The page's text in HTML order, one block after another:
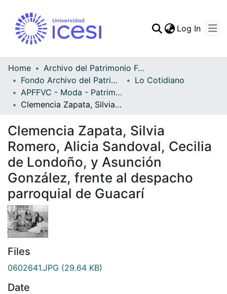
Statistics
Log In
Home
Archivo del Patrimonio Fotográfico y Fílmico del Valle del Cauca
Fondo Archivo del Patrimonio Fotográfico y Fílmico del Valle del Cauca
Lo Cotidiano
APFFVC - Moda - Patrimonial
Clemencia Zapata, Silvia Romero, Alicia Sandoval, Cecilia de Londoño, y Asunción González, frente al despacho parroquial de Guacarí
Clemencia Zapata, Silvia
Romero, Alicia Sandoval, Cecilia
de Londoño, y Asunción
González, frente al despacho
parroquial de Guacarí
Files
0602641.JPG (29.64 KB)
Date